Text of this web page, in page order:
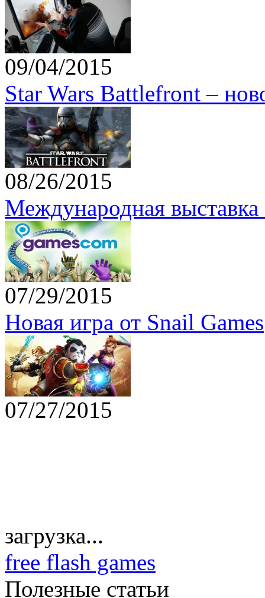
09/04/2015
Star Wars Battlefront –
08/26/2015
Международная
07/29/2015
Новая игра от Snail Games
07/27/2015
загрузка...
free flash games
Полезные статьи